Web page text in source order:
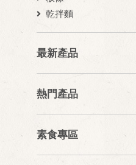
乾拌麵
最新產品
熱門產品
素食專區